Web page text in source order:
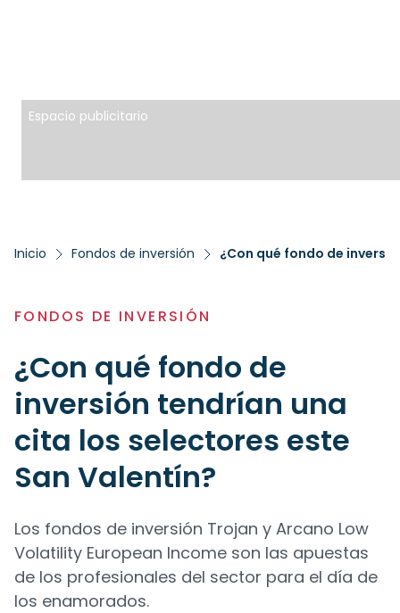
Espacio publicitario
Inicio Fondos de inversión ¿Con qué fondo de
FONDOS DE INVERSIÓN
¿Con qué fondo de
inversión tendrían una
cita los selectores este
San Valentín?
Los fondos de inversión Trojan y Arcano Low
Volatility European Income son las apuestas
de los profesionales del sector para el día de
los enamorados.